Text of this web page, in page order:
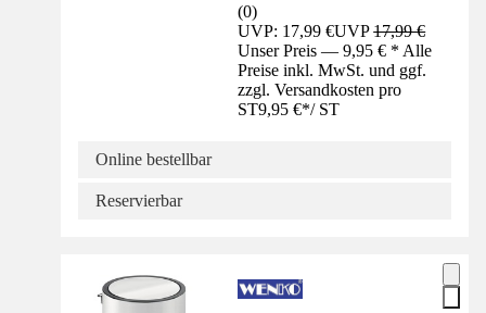
(0)
UVP: 17,99 €UVP17,99 €
Unser Preis — 9,95 € * Alle
Preise inkl. MwSt. und ggf.
zzgl. Versandkosten pro
ST9,95 €*/ ST
Online bestellbar
Reservierbar